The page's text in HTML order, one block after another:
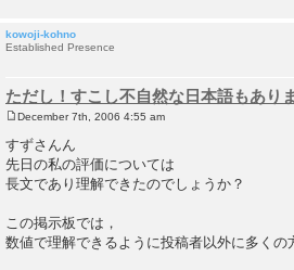
kowoji-kohno
Established Presence
ただし！すこし不自然な日本語もあり
o
t
December 7th, 2006 4:55 am
すずさんん
先日の私の評価については
長文であり理解できたのでしょうか？
この掲示板では，
数値で理解できるように投稿者以外に多くの